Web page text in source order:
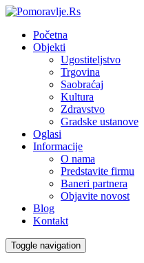
Početna
Objekti
Ugostiteljstvo
Trgovina
Saobraćaj
Kultura
Zdravstvo
Gradske ustanove
Oglasi
Informacije
O nama
Predstavite firmu
Baneri partnera
Objavite novost
Blog
Kontakt
Toggle navigation